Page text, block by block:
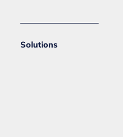
Solutions